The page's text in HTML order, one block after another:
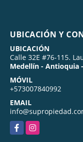
UBICACIÓN Y
UBICACIÓN
Calle 32E #76-115.
Medellín - Antioquia
MÓVIL
+573007840992
EMAIL
FacebookInstagram